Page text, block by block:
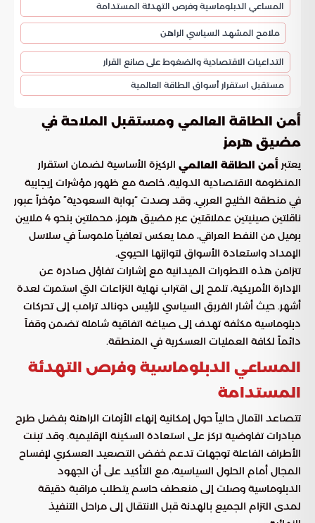
المساعي الدبلوماسية وفرص التهدئة المستدامة
ملامح المشهد السياسي الراهن
التداعيات الاقتصادية والضغوط على صانع القرار
مستقبل استقرار أسواق الطاقة العالمية
أمن الطاقة العالمي ومستقبل الملاحة في
مضيق هرمز
يعتبر أمن الطاقة العالمي الركيزة الأساسية لضمان استقرار
المنظومة الاقتصادية الدولية، خاصة مع ظهور مؤشرات إيجابية
في منطقة الخليج العربي. وقد رصدت “بوابة السعودية” مؤخراً عبور
ناقلتين صينيتين عملاقتين عبر مضيق هرمز، محملتين بنحو 4 ملايين
برميل من النفط العراقي، مما يعكس تعافياً ملموساً في سلاسل
الإمداد واستعادة الأسواق لتوازنها الحيوي.
تتزامن هذه التطورات الميدانية مع إشارات تفاؤل صادرة عن
الإدارة الأمريكية، تلمح إلى اقتراب نهاية النزاعات التي استمرت لعدة
أشهر. حيث أشار الفريق السياسي للرئيس دونالد ترامب إلى تحركات
دبلوماسية مكثفة تهدف إلى صياغة اتفاقية شاملة تضمن وقفاً
دائماً لكافة العمليات العسكرية في المنطقة.
المساعي الدبلوماسية وفرص التهدئة
المستدامة
تتصاعد الآمال حالياً حول إمكانية إنهاء الأزمات الراهنة بفضل طرح
مبادرات تفاوضية تركز على استعادة السكينة الإقليمية. وقد تبنت
الأطراف الفاعلة توجهات تدعم خفض التصعيد العسكري لإفساح
المجال أمام الحلول السياسية، مع التأكيد على أن الجهود
الدبلوماسية وصلت إلى منعطف حاسم يتطلب مراقبة دقيقة
لمدى التزام الجميع بالهدنة قبل الانتقال إلى مراحل التنفيذ